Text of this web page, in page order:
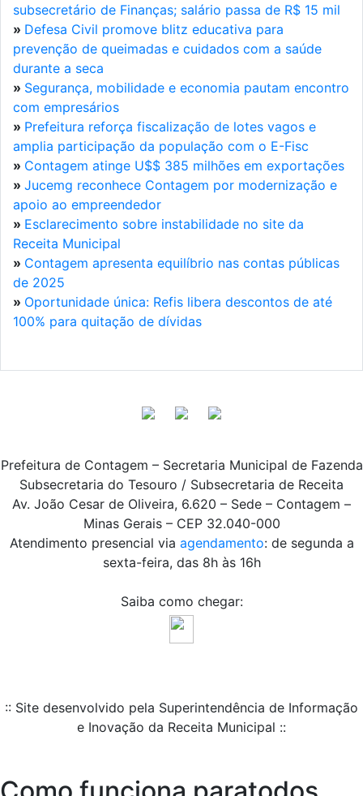
subsecretário de Finanças; salário passa de R$ 15 mil
» Defesa Civil promove blitz educativa para
prevenção de queimadas e cuidados com a saúde
durante a seca
» Segurança, mobilidade e economia pautam encontro
com empresários
» Prefeitura reforça fiscalização de lotes vagos e
amplia participação da população com o E-Fisc
» Contagem atinge U$$ 385 milhões em exportações
» Jucemg reconhece Contagem por modernização e
apoio ao empreendedor
» Esclarecimento sobre instabilidade no site da
Receita Municipal
» Contagem apresenta equilíbrio nas contas públicas
de 2025
» Oportunidade única: Refis libera descontos de até
100% para quitação de dívidas
Prefeitura de Contagem – Secretaria Municipal de Fazenda
Subsecretaria do Tesouro / Subsecretaria de Receita
Av. João Cesar de Oliveira, 6.620 – Sede – Contagem –
Minas Gerais – CEP 32.040-000
Atendimento presencial via agendamento: de segunda a
sexta-feira, das 8h às 16h
Saiba como chegar:
:: Site desenvolvido pela Superintendência de Informação
e Inovação da Receita Municipal ::